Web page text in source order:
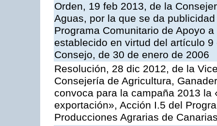
Orden, 19 feb 2013, de la
Aguas, por la que se da
Programa Comunitario de Apoyo
establecido en virtud del artículo
Consejo, de 30 de enero de 2006
Resolución, 28 dic 2012, de la
Consejería de Agricultura,
convoca para la campaña 2013
exportación», Acción I.5 del
Producciones Agrarias de